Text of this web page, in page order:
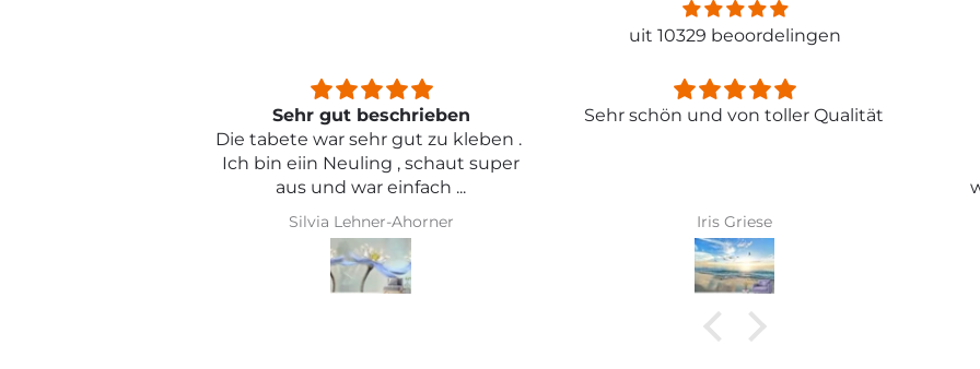
uit 10329 beoordelingen
Sehr schön und von toller Qualität
Iris Griese
Entspricht genau meiner
Qualität .
Karin Bader